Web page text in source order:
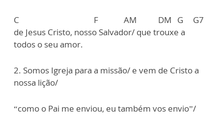
C F AM DM G G7
de Jesus Cristo, nosso Salvador/ que trouxe a
todos o seu amor.
2. Somos Igreja para a missão/ e vem de Cristo a
nossa lição/
“como o Pai me enviou, eu também vos envio”/